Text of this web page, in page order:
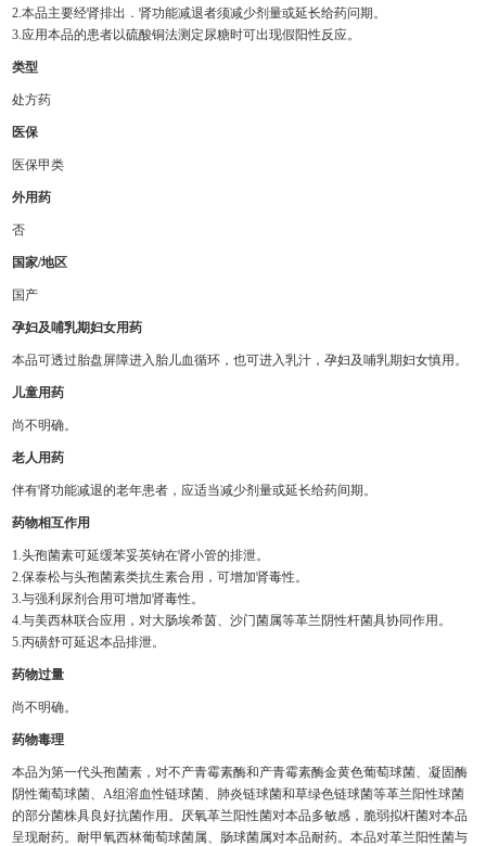
2.本品主要经肾排出．肾功能减退者须减少剂量或延长给药问期。
3.应用本品的患者以硫酸铜法测定尿糖时可出现假阳性反应。
类型
处方药
医保
医保甲类
外用药
否
国家/地区
国产
孕妇及哺乳期妇女用药
本品可透过胎盘屏障进入胎儿血循环，也可进入乳汁，孕妇及哺乳期妇女慎用。
儿童用药
尚不明确。
老人用药
伴有肾功能减退的老年患者，应适当减少剂量或延长给药间期。
药物相互作用
1.头孢菌素可延缓苯妥英钠在肾小管的排泄。
2.保泰松与头孢菌素类抗生素合用，可增加肾毒性。
3.与强利尿剂合用可增加肾毒性。
4.与美西林联合应用，对大肠埃希茵、沙门菌属等革兰阴性杆菌具协同作用。
5.丙磺舒可延迟本品排泄。
药物过量
尚不明确。
药物毒理
本品为第一代头孢菌素，对不产青霉素酶和产青霉素酶金黄色葡萄球菌、凝固酶
阴性葡萄球菌、A组溶血性链球菌、肺炎链球菌和草绿色链球菌等革兰阳性球菌
的部分菌株具良好抗菌作用。厌氧革兰阳性菌对本品多敏感，脆弱拟杆菌对本品
呈现耐药。耐甲氧西林葡萄球菌属、肠球菌属对本品耐药。本品对革兰阳性菌与